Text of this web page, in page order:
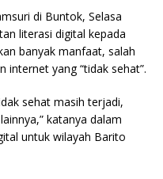
di Buntok, Selasa
literasi digital kepada
banyak manfaat, salah
internet yang “tidak sehat”.
sehat masih terjadi,
katanya dalam
untuk wilayah Barito